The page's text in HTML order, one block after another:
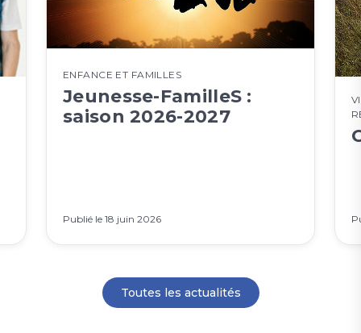
ENFANCE ET FAMILLES
Jeunesse-FamilleS :
saison 2026-2027
Publié le 18 juin 2026
Toutes les actualités